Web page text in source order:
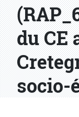
du CE
socio-